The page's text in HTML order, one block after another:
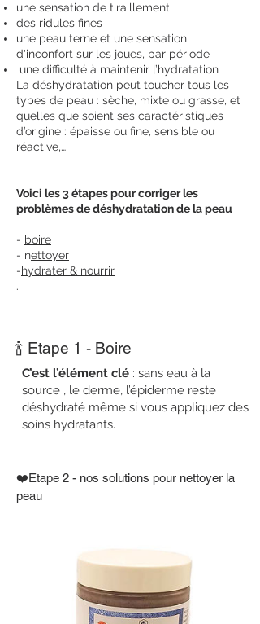
une sensation de tiraillement
des ridules fines
une peau terne et une sensation
d'inconfort sur les joues, par période
une difficulté à maintenir l’hydratation
La déshydratation peut toucher tous les
types de peau : sèche, mixte ou grasse, et
quelles que soient ses caractéristiques
d’origine : épaisse ou fine, sensible ou
réactive,…
Voici les 3 étapes pour corriger les
problèmes de déshydratation de la peau
- boire
- nettoyer
-hydrater & nourrir
.
🍾 Etape 1 - Boire
C’est l’élément clé : sans eau à la
source , le derme, l’épiderme reste
déshydraté même si vous appliquez des
soins hydratants.
❤️Etape 2 - nos solutions pour nettoyer la
peau